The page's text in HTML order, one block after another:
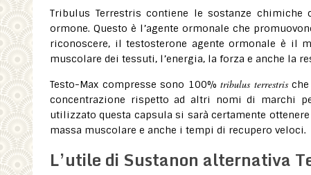
Tribulus Terrestris contiene le sostanze chimiche
ormone. Questo è l’agente ormonale che
riconoscere, il testosterone agente ormonale è il
muscolare dei tessuti, l’energia, la forza e anche la
Testo-Max compresse sono 100%tribulus terrestrische
concentrazione rispetto ad altri nomi di marchi
utilizzato questa capsula si sarà certamente
massa muscolare e anche i tempi di recupero veloci.
L’utile di Sustanon alternativa